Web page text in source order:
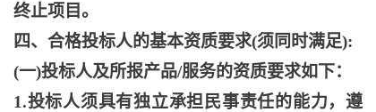
终止项目。
四、合格投标人的基本资质要求(须同时满足):
(一)投标人及所报产品/服务的资质要求如下：
1.投标人须具有独立承担民事责任的能力，遵